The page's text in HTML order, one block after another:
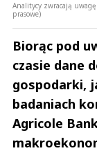
Analitycy zwracają
prasowe)
Biorąc pod
czasie dane
gospodarki,
badaniach
Agricole